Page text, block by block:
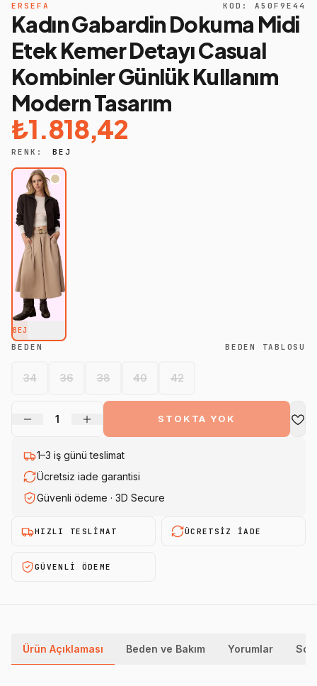
ERSEFA KOD:A50F9E44
Kadın Gabardin Dokuma Midi
Etek Kemer Detayı Casual
Kombinler Günlük Kullanım
Modern Tasarım
₺1.818,42
RENK: BEJ
BEJ
BEDEN BEDEN TABLOSU
34 36 38 40 42
1 STOKTA YOK
1–3 iş günü teslimat
Ücretsiz iade garantisi
Güvenli ödeme · 3D Secure
HIZLI TESLIMAT ÜCRETSIZ IADE
GÜVENLI ÖDEME
Ürün Açıklaması Beden ve Bakım Yorumlar